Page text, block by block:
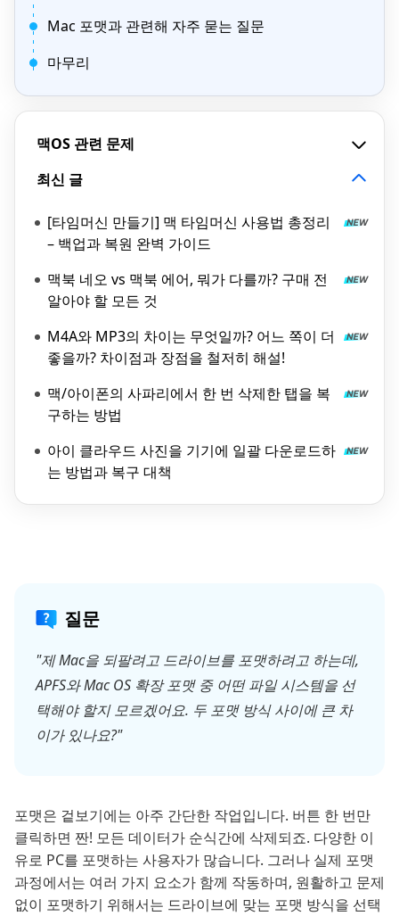
Mac 포맷과 관련해 자주 묻는 질문
마무리
맥OS 관련 문제
최신 글
[타임머신 만들기] 맥 타임머신 사용법 총정리
– 백업과 복원 완벽 가이드
맥북 네오 vs 맥북 에어, 뭐가 다를까? 구매 전
알아야 할 모든 것
M4A와 MP3의 차이는 무엇일까? 어느 쪽이 더
좋을까? 차이점과 장점을 철저히 해설!
맥/아이폰의 사파리에서 한 번 삭제한 탭을 복
구하는 방법
아이 클라우드 사진을 기기에 일괄 다운로드하
는 방법과 복구 대책
질문
"제 Mac을 되팔려고 드라이브를 포맷하려고 하는데,
APFS와 Mac OS 확장 포맷 중 어떤 파일 시스템을 선
택해야 할지 모르겠어요. 두 포맷 방식 사이에 큰 차
이가 있나요?"
포맷은 겉보기에는 아주 간단한 작업입니다. 버튼 한 번만
클릭하면 짠! 모든 데이터가 순식간에 삭제되죠. 다양한 이
유로 PC를 포맷하는 사용자가 많습니다. 그러나 실제 포맷
과정에서는 여러 가지 요소가 함께 작동하며, 원활하고 문제
없이 포맷하기 위해서는 드라이브에 맞는 포맷 방식을 선택